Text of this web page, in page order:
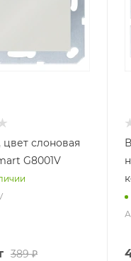
цвет слоновая
G8001V
389₽